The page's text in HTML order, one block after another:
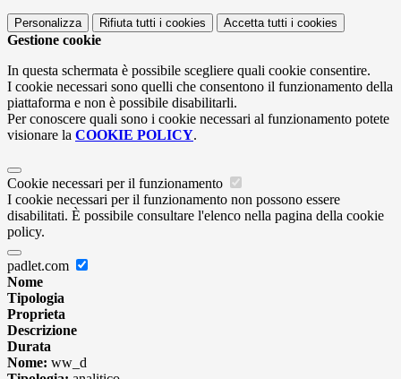
Personalizza Rifiuta tutti i cookies Accetta tutti i cookies
Gestione cookie
In questa schermata è possibile scegliere quali cookie consentire.
I cookie necessari sono quelli che consentono il funzionamento della
piattaforma e non è possibile disabilitarli.
Per conoscere quali sono i cookie necessari al funzionamento potete
visionare la COOKIE POLICY.
Cookie necessari per il funzionamento
I cookie necessari per il funzionamento non possono essere
disabilitati. È possibile consultare l'elenco nella pagina della cookie
policy.
padlet.com
Nome
Tipologia
Proprieta
Descrizione
Durata
Nome: ww_d